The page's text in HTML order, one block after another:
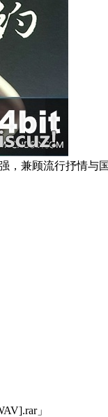
兼顾流行抒情
」